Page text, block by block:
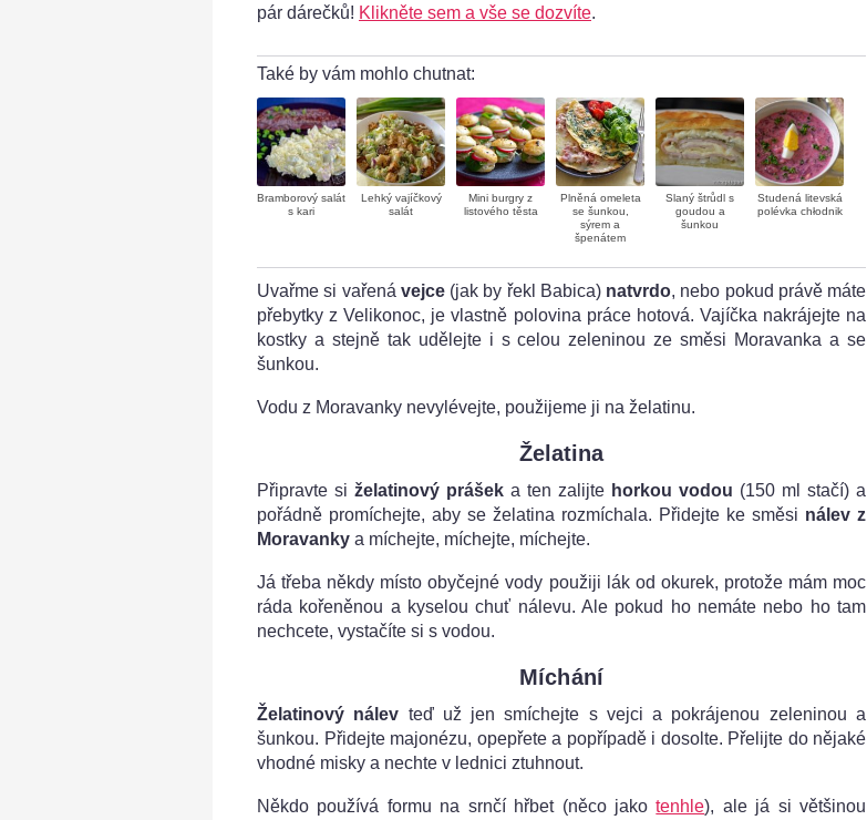
pár dárečků! Klikněte sem a vše se dozvíte.
Také by vám mohlo chutnat:
Bramborový salát
s kari
Lehký vajíčkový
salát
Mini burgry z
listového těsta
Plněná omeleta
se šunkou,
sýrem a
špenátem
Slaný štrůdl s
goudou a
šunkou
Studená litevská
polévka chłodnik
Uvařme si vařená vejce(jak by řekl Babica) natvrdo, nebo pokud právě máte
přebytky z Velikonoc, je vlastně polovina práce hotová. Vajíčka nakrájejte na
kostky a stejně tak udělejte i s celou zeleninou ze směsi Moravanka a se
šunkou.
Vodu z Moravanky nevylévejte, použijeme ji na želatinu.
Želatina
Připravte si želatinový prášek a ten zalijte horkou vodou (150 ml stačí) a
pořádně promíchejte, aby se želatina rozmíchala. Přidejte ke směsi nálev z
Moravanky a míchejte, míchejte, míchejte.
Já třeba někdy místo obyčejné vody použiji lák od okurek, protože mám moc
ráda kořeněnou a kyselou chuť nálevu. Ale pokud ho nemáte nebo ho tam
nechcete, vystačíte si s vodou.
Míchání
Želatinový nálev teď už jen smíchejte s vejci a pokrájenou zeleninou a
šunkou. Přidejte majonézu, opepřete a popřípadě i dosolte. Přelijte do nějaké
vhodné misky a nechte v lednici ztuhnout.
Někdo používá formu na srnčí hřbet (něco jakotenhle), ale já si většinou